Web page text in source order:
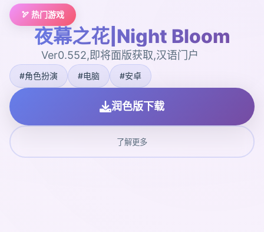
🏹 热门游戏
夜幕之花|Night Bloom
Ver0.552,即将面版获取,汉语门户
#角色扮演 #电脑 #安卓
润色版下载
了解更多